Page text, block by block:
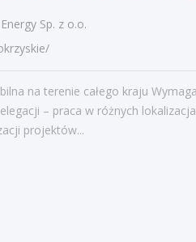
Sp. z o.o.
na terenie całego kraju
– praca w różnych
projektów...